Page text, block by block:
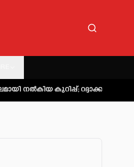
റദ്ദാക്കി തദ്ദേശ സ്വയം